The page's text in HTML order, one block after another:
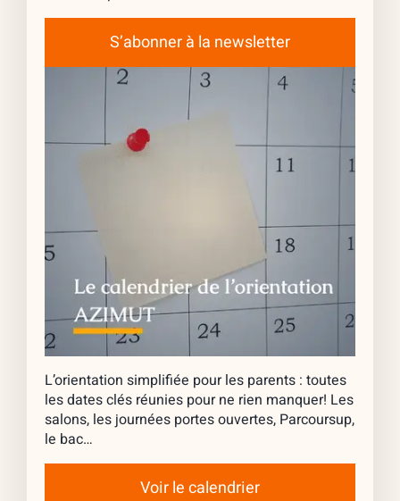
S’abonner à la newsletter
L’orientation simplifiée pour les parents : toutes
les dates clés réunies pour ne rien manquer! Les
salons, les journées portes ouvertes, Parcoursup,
le bac…
Voir le calendrier